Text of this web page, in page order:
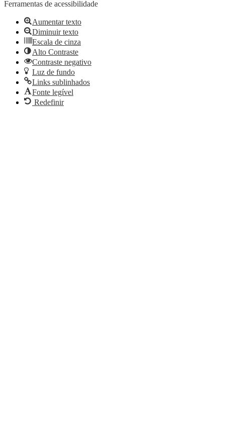
Ferramentas de acessibilidade
Aumentar texto
Diminuir texto
Escala de cinza
Alto Contraste
Contraste negativo
Luz de fundo
Links sublinhados
Fonte legível
Redefinir